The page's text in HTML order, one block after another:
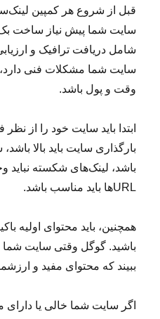
قبل از شروع هر کمپین
سایت شما پیش نیاز ساخت بک
شامل دریافت ترافیک و
سایت شما مشکلات فنی دارد،
وقت و پول باشد.
ابتدا باید سایت خود را از
بارگذاری سایت باید بالا
باشد، لینک‌های شکسته نباید
URL‌ها باید مناسب باشد.
همچنین، باید محتوای اولیه
باشید. گوگل وقتی سایت
ببیند که محتوای مفید و
اگر سایت شما خالی یا